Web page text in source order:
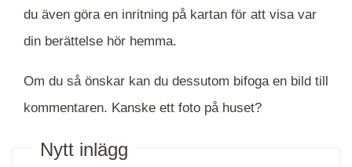
du även göra en inritning på kartan för att visa var
din berättelse hör hemma.
Om du så önskar kan du dessutom bifoga en bild till
kommentaren. Kanske ett foto på huset?
Nytt inlägg